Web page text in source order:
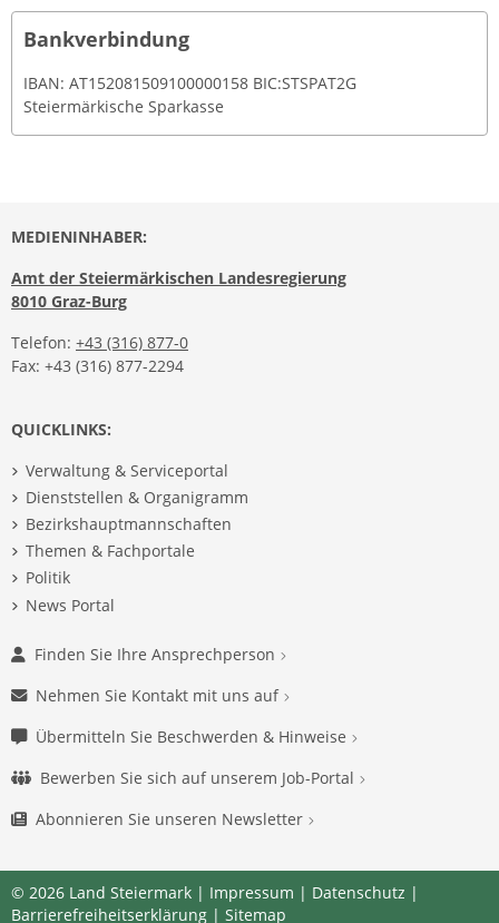
Bankverbindung
IBAN: AT152081509100000158 BIC:STSPAT2G
Steiermärkische Sparkasse
MEDIENINHABER:
Amt der Steiermärkischen Landesregierung
8010 Graz-Burg
Telefon: +43 (316) 877-0
Fax: +43 (316) 877-2294
QUICKLINKS:
Verwaltung & Serviceportal
Dienststellen & Organigramm
Bezirkshauptmannschaften
Themen & Fachportale
Politik
News Portal
Finden Sie Ihre Ansprechperson
Nehmen Sie Kontakt mit uns auf
Übermitteln Sie Beschwerden & Hinweise
Bewerben Sie sich auf unserem Job-Portal
Abonnieren Sie unseren Newsletter
© 2026 Land Steiermark | Impressum | Datenschutz |
Barrierefreiheitserklärung | Sitemap